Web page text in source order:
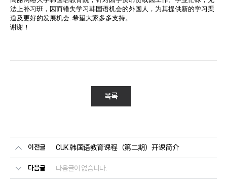
목록
이전글 CUK 韩国语教育课程（第二期）开课简介
다음글 다음글이 없습니다.